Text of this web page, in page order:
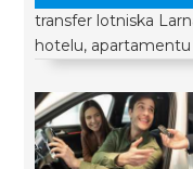
transfer lotniska
hotelu, apartamentu